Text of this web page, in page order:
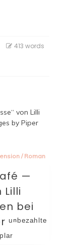
413 words
/ Roman
—
Lilli
bei